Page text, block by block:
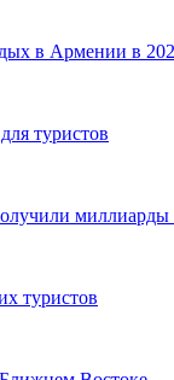
в Армении в
туристов
миллиарды
туристов